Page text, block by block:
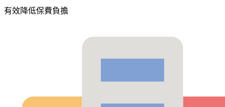
有效降低保費負擔